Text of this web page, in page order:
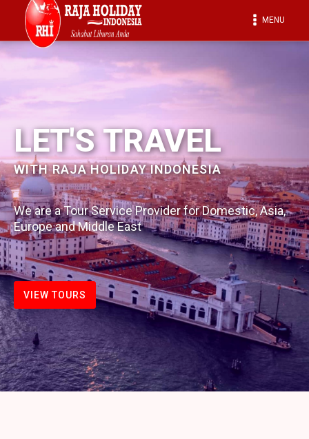
MENU
LET'S TRAVEL
WITH RAJA HOLIDAY INDONESIA
We are a Tour Service Provider for Domestic, Asia,
Europe and Middle East
VIEW TOURS